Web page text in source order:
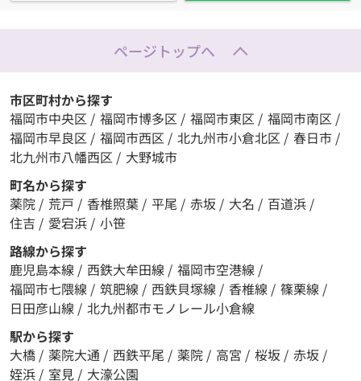
ページトップへ
市区町村から探す
福岡市中央区 / 福岡市博多区 / 福岡市東区 / 福岡市南区 /
福岡市早良区 / 福岡市西区 / 北九州市小倉北区 / 春日市 /
北九州市八幡西区 / 大野城市
町名から探す
薬院 / 荒戸 / 香椎照葉 / 平尾 / 赤坂 / 大名 / 百道浜 /
住吉 / 愛宕浜 / 小笹
路線から探す
鹿児島本線 / 西鉄大牟田線 / 福岡市空港線 /
福岡市七隈線 / 筑肥線 / 西鉄貝塚線 / 香椎線 / 篠栗線 /
日田彦山線 / 北九州都市モノレール小倉線
駅から探す
大橋 / 薬院大通 / 西鉄平尾 / 薬院 / 高宮 / 桜坂 / 赤坂 /
姪浜 / 室見 / 大濠公園